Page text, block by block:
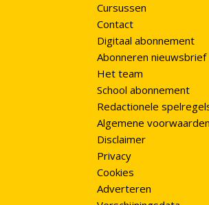
Cursussen
Contact
Digitaal abonnement
Abonneren nieuwsbrief
Het team
School abonnement
Redactionele
Algemene voorwaarden
Disclaimer
Privacy
Cookies
Adverteren